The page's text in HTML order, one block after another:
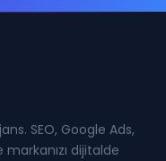
SEO, Google Ads,
dijitalde